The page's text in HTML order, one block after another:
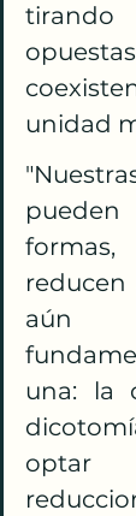
unidad
reducen
una: la
optar